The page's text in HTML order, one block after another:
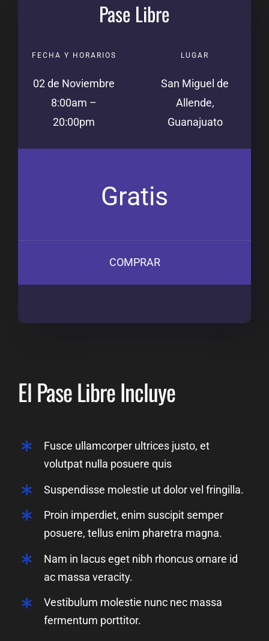
Pase Libre
FECHA Y HORARIOS
02 de Noviembre
8:00am –
20:00pm
LUGAR
San Miguel de
Allende,
Guanajuato
Gratis
COMPRAR
El Pase Libre Incluye
Fusce ullamcorper ultrices justo, et
volutpat nulla posuere quis
Suspendisse molestie ut dolor vel fringilla.
Proin imperdiet, enim suscipit semper
posuere, tellus enim pharetra magna.
Nam in lacus eget nibh rhoncus ornare id
ac massa veracity.
Vestibulum molestie nunc nec massa
fermentum porttitor.